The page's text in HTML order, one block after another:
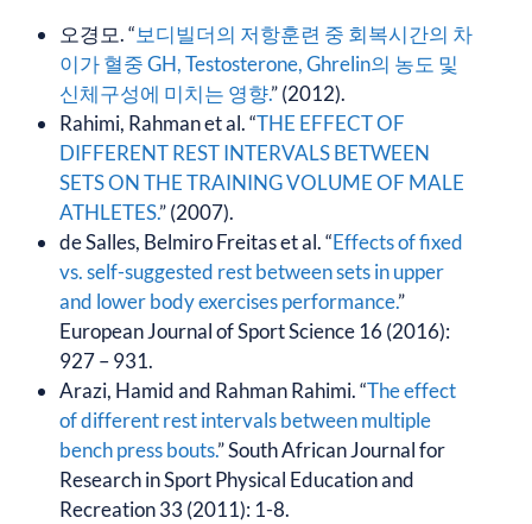
오경모. “보디빌더의 저항훈련 중 회복시간의 차
이가 혈중 GH, Testosterone, Ghrelin의 농도 및
신체구성에 미치는 영향.” (2012).
Rahimi, Rahman et al. “THE EFFECT OF
DIFFERENT REST INTERVALS BETWEEN
SETS ON THE TRAINING VOLUME OF MALE
ATHLETES.” (2007).
de Salles, Belmiro Freitas et al. “Effects of fixed
vs. self-suggested rest between sets in upper
and lower body exercises performance.”
European Journal of Sport Science 16 (2016):
927 – 931.
Arazi, Hamid and Rahman Rahimi. “The effect
of different rest intervals between multiple
bench press bouts.” South African Journal for
Research in Sport Physical Education and
Recreation 33 (2011): 1-8.